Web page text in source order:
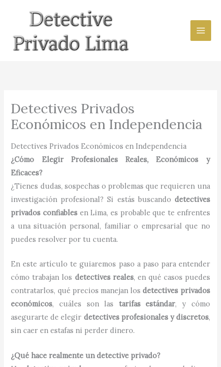
contenido
Detectives Privados
Económicos en Independencia
Detectives Privados Económicos en Independencia
¿Cómo Elegir Profesionales Reales, Económicos y
Eficaces?
¿Tienes dudas, sospechas o problemas que requieren una
investigación profesional? Si estás buscando detectives
privados confiables en Lima, es probable que te enfrentes
a una situación personal, familiar o empresarial que no
puedes resolver por tu cuenta.
En este artículo te guiaremos paso a paso para entender
cómo trabajan los detectives reales, en qué casos puedes
contratarlos, qué precios manejan losdetectives privados
económicos, cuáles son las tarifas estándar, y cómo
asegurarte de elegir detectives profesionales y discretos,
sin caer en estafas ni perder dinero.
¿Qué hace realmente un detective privado?